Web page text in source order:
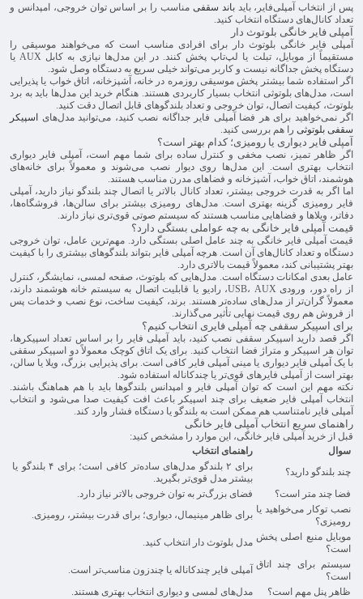
پس از انتخاب آمپلی‌فایر، بایدباند سقفی مناسب را بر اساس توان خروجی، امپدانس و
تعداد کانال‌های دستگاه انتخاب کنید.
آمپلی فایر خانگی بلوتوث دار
آمپلی فایر خانگی بلوتوث دار برای افرادی مناسب است که می‌خواهند موسیقی را
مستقیماً از موبایل، تبلت یا لپ‌تاپ پخش کنند. در این مدل‌ها نیازی به کابل AUX یا
دستگاه پخش جداگانه نیست و کاربر می‌تواند خیلی سریع به دستگاه وصل شود.
اگر استفاده شما بیشتر پخش موسیقی روزمره در خانه، آشپزخانه، اتاق خواب یا پذیرایی
است، مدل‌های بلوتوثی انتخاب بسیار کاربردی هستند. هنگام خرید این مدل‌ها باید به برد
بلوتوث، کیفیت اتصال، توان خروجی و تعداد بلندگوهای قابل اتصال دقت کنید.
اگر نمی‌خواهید برای هر فضا آمپلی فایر جداگانه نصب کنید، می‌توانید مدل‌های اسپیکر
سقفی بلوتوثی را هم بررسی کنید.
آمپلی فایر دیواری یا رومیزی؛ کدام بهتر است؟
اگر ظاهر تمیز، نصب مخفی و کنترل ساده برای شما مهم است، آمپلی فایر دیواری
انتخاب بهتری است. این مدل‌ها روی دیوار نصب می‌شوند و معمولاً برای خانه‌های
هوشمند، اتاق خواب، آشپزخانه و فضاهای مدرن مناسب هستند.
اما اگر به قدرت خروجی بیشتر، تعداد کانال بالاتر یا اتصال چند بلندگو نیاز دارید، آمپلی
فایر رومیزی گزینه بهتری است. مدل‌های رومیزی بیشتر برای سالن‌ها، فروشگاه‌ها،
دفاتر، ویلاها و فضاهایی مناسب هستند که سیستم صوتی قوی‌تری نیاز دارند.
قیمت آمپلی فایر خانگی به چه عواملی بستگی دارد؟
قیمت آمپلی فایر خانگی به چند عامل اصلی بستگی دارد. مهم‌ترین عامل، توان خروجی
دستگاه و تعداد کانال‌های آن است. هرچه آمپلی فایر بتواند بلندگوهای بیشتری را با کیفیت
بهتر پشتیبانی کند، معمولاً قیمت بالاتری دارد.
عامل بعدی امکانات دستگاه است. مدل‌هایی که بلوتوث، صفحه لمسی، نمایشگر، کنترل
از راه دور، ورودی USB، AUX، رادیو یا قابلیت اتصال به سیستم خانه هوشمند دارند،
معمولاً گران‌تر از مدل‌های ساده‌تر هستند. برند، کیفیت ساخت، نوع نصب و خدمات پس
از فروش هم روی قیمت نهایی تأثیر می‌گذارند.
برای اسپیکر سقفی چه آمپلی فایری انتخاب کنیم؟
اگر قصد دارید اسپیکر سقفی نصب کنید، باید آمپلی فایر را بر اساس تعداد اسپیکرها،
توان هر اسپیکر و متراژ فضا انتخاب کنید. برای یک اتاق کوچک معمولاً دو اسپیکر سقفی
با یک آمپلی فایر دیواری یا مینی آمپلی فایر کافی است. برای پذیرایی بزرگ، ویلا یا سالن،
بهتر است از آمپلی فایرهای قوی‌تر یا چندکاناله استفاده شود.
نکته مهم این است که توان آمپلی فایر و امپدانس بلندگوها باید با هم هماهنگ باشند.
انتخاب آمپلی فایر ضعیف برای چند اسپیکر باعث افت کیفیت صدا می‌شود و انتخاب
آمپلی فایر نامتناسب هم ممکن است به بلندگو یا دستگاه فشار وارد کند.
راهنمای سریع انتخاب آمپلی فایر خانگی
قبل از خرید آمپلی فایر خانگی، این موارد را مشخص کنید:
سوال
راهنمای انتخاب
چند بلندگو دارید؟
برای ۲ بلندگو مدل‌های ساده‌تر کافی است؛ برای ۴ بلندگو یا
بیشتر مدل قوی‌تر بگیرید.
فضا چند متر است؟
فضای بزرگ‌تر به توان خروجی بالاتر نیاز دارد.
نصب توکار می‌خواهید یا
رومیزی؟
برای ظاهر مینیمال، دیواری؛ برای قدرت بیشتر، رومیزی.
موبایل منبع اصلی پخش
است؟
مدل بلوتوث دار انتخاب کنید.
سیستم برای چند اتاق
است؟
آمپلی فایر چندکاناله یا چندزون مناسب‌تر است.
ظاهر پنل مهم است؟
مدل‌های لمسی و دیواری انتخاب بهتری هستند.